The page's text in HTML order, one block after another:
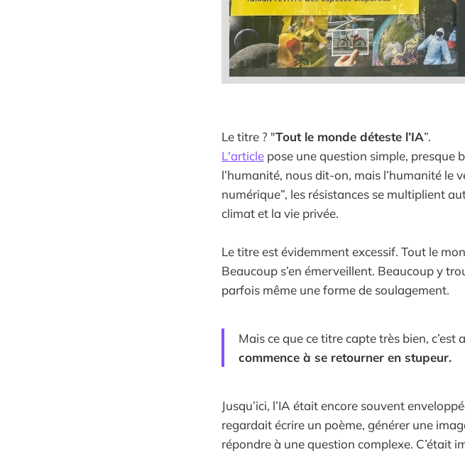
Le titre ? "Tout le monde déteste l’IA”.
L'article pose une question simple, presque
l’humanité, nous dit-on, mais l’humanité le
numérique”, les résistances se multiplient
climat et la vie privée.
Le titre est évidemment excessif. Tout le
Beaucoup s’en émerveillent. Beaucoup y
parfois même une forme de soulagement.
Mais ce que ce titre capte très bien, c’est
commence à se retourner en stupeur.
Jusqu’ici, l’IA était encore souvent
regardait écrire un poème, générer une
répondre à une question complexe. C’était